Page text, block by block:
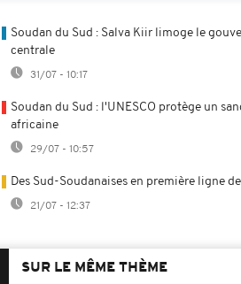
Soudan du Sud : Salva Kiir limoge le
centrale
31/07 - 10:17
Soudan du Sud : l'UNESCO protège un
africaine
29/07 - 10:57
Des Sud-Soudanaises en première ligne
21/07 - 12:37
SUR LE MÊME THÈME